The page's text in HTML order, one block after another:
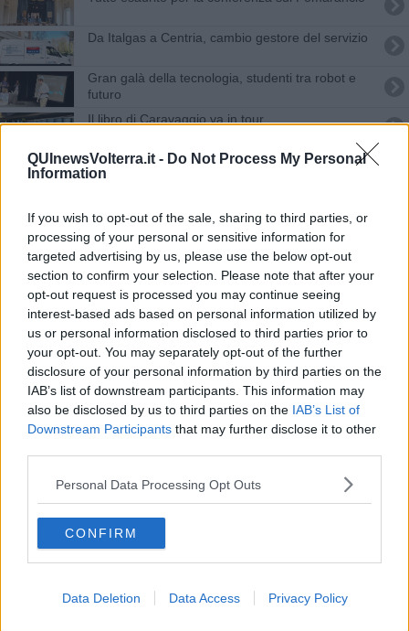
QUInewsVolterra.it - Do Not Process My Personal
Information
If you wish to opt-out of the sale, sharing to third parties, or
processing of your personal or sensitive information for
targeted advertising by us, please use the below opt-out
section to confirm your selection. Please note that after your
opt-out request is processed you may continue seeing
interest-based ads based on personal information utilized by
us or personal information disclosed to third parties prior to
your opt-out. You may separately opt-out of the further
disclosure of your personal information by third parties on the
IAB’s list of downstream participants. This information may
also be disclosed by us to third parties on the IAB’s List of
Downstream Participants that may further disclose it to other
Personal Data Processing Opt Outs
CONFIRM
Data Deletion Data Access Privacy Policy
Da Italgas a Centria, cambio gestore del servizio
Gran galà della tecnologia, studenti tra robot e
futuro
Il libro di Caravaggio va in tour
Comuni montani, approvata mozione in Consiglio
regionale
Auriemma confermato al vertice dell'Unione
Montana
Il Pomarancio tra conferenze e libri d'arte
Area camper, accessi automatizzati e affidamento
decennale
I robot al Teatro dei Coraggiosi
Miele un po' più amaro, tra caro carburante e
concorrenza sleale
Beccato sull'auto rubata e senza patente
Torna la Festa alla Croce del Masso
Una nuova vita per il Bar Sport